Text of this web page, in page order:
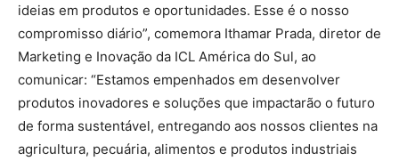
ideias em produtos e oportunidades. Esse é o nosso
compromisso diário”, comemora Ithamar Prada, diretor de
Marketing e Inovação da ICL América do Sul, ao
comunicar: “Estamos empenhados em desenvolver
produtos inovadores e soluções que impactarão o futuro
de forma sustentável, entregando aos nossos clientes na
agricultura, pecuária, alimentos e produtos industriais